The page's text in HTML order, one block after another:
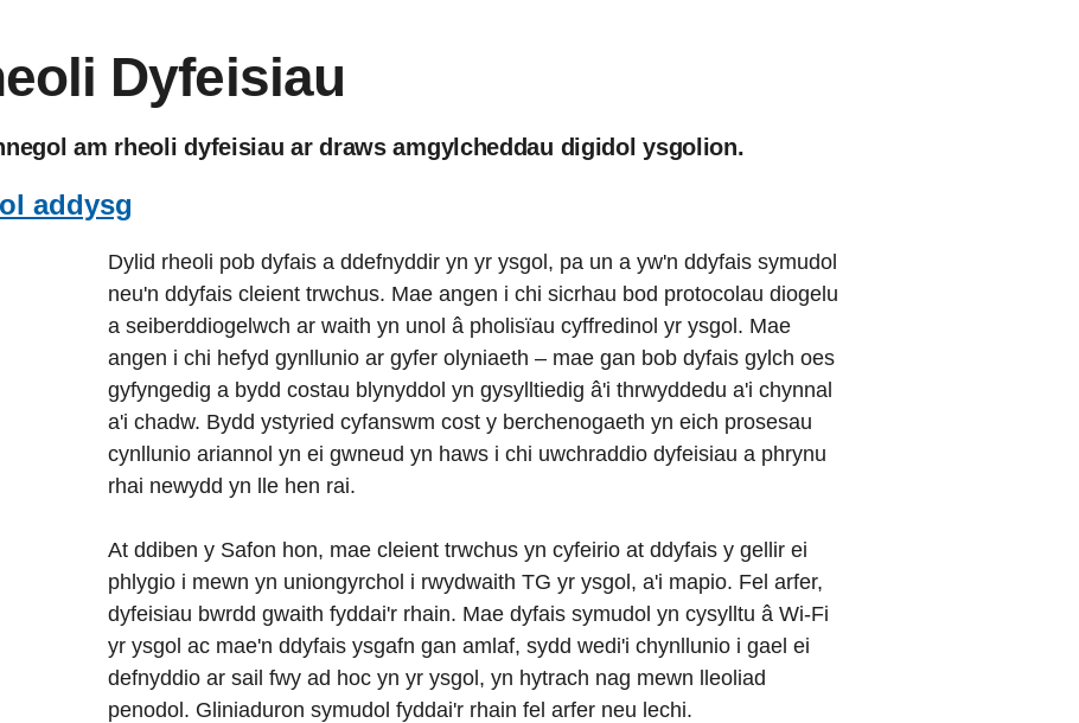
Dyfeisiau
am rheoli dyfeisiau ar draws amgylcheddau digidol ysgolion.
addysg
Dylid rheoli pob dyfais a ddefnyddir yn yr ysgol, pa un a yw'n ddyfais symudol
neu'n ddyfais cleient trwchus. Mae angen i chi sicrhau bod protocolau diogelu
a seiberddiogelwch ar waith yn unol â pholisïau cyffredinol yr ysgol. Mae
angen i chi hefyd gynllunio ar gyfer olyniaeth – mae gan bob dyfais gylch oes
gyfyngedig a bydd costau blynyddol yn gysylltiedig â'i thrwyddedu a'i chynnal
a'i chadw. Bydd ystyried cyfanswm cost y berchenogaeth yn eich prosesau
cynllunio ariannol yn ei gwneud yn haws i chi uwchraddio dyfeisiau a phrynu
rhai newydd yn lle hen rai.
At ddiben y Safon hon, mae cleient trwchus yn cyfeirio at ddyfais y gellir ei
phlygio i mewn yn uniongyrchol i rwydwaith TG yr ysgol, a'i mapio. Fel arfer,
dyfeisiau bwrdd gwaith fyddai'r rhain. Mae dyfais symudol yn cysylltu â Wi-Fi
yr ysgol ac mae'n ddyfais ysgafn gan amlaf, sydd wedi'i chynllunio i gael ei
defnyddio ar sail fwy ad hoc yn yr ysgol, yn hytrach nag mewn lleoliad
penodol. Gliniaduron symudol fyddai'r rhain fel arfer neu lechi.